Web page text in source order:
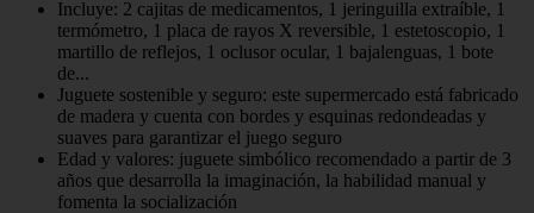
Incluye: 2 cajitas de medicamentos, 1 jeringuilla extraíble, 1
termómetro, 1 placa de rayos X reversible, 1 estetoscopio, 1
martillo de reflejos, 1 oclusor ocular, 1 bajalenguas, 1 bote
de...
Juguete sostenible y seguro: este supermercado está fabricado
de madera y cuenta con bordes y esquinas redondeadas y
suaves para garantizar el juego seguro
Edad y valores: juguete simbólico recomendado a partir de 3
años que desarrolla la imaginación, la habilidad manual y
fomenta la socialización